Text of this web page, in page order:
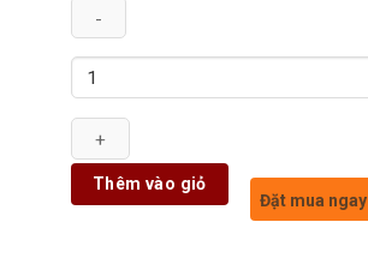
Số
lượng
Thêm vào giỏ
Đặt mua ngay